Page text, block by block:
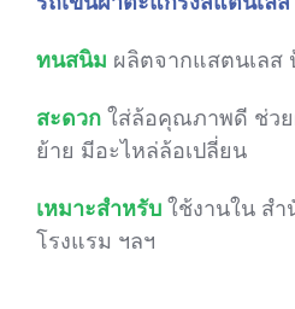
ทนสนิม ผลิตจากแสตนเลส
สะดวก ใส่ล้อคุณภาพดี ช่วย
ย้าย มีอะไหล่ล้อเปลี่ยน
เหมาะสำหรับ ใช้งานใน สำ
โรงแรม ฯลฯ